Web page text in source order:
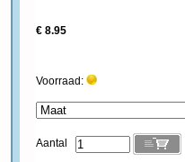
€ 8.95
Voorraad:
Aantal